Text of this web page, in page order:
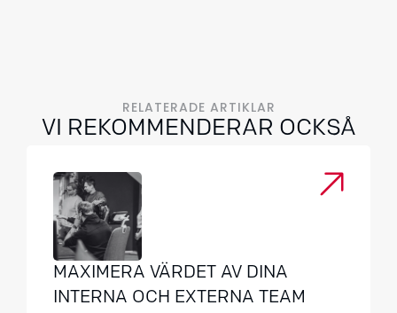
RELATERADE ARTIKLAR
VI REKOMMENDERAR OCKSÅ
MAXIMERA VÄRDET AV DINA
INTERNA OCH EXTERNA TEAM